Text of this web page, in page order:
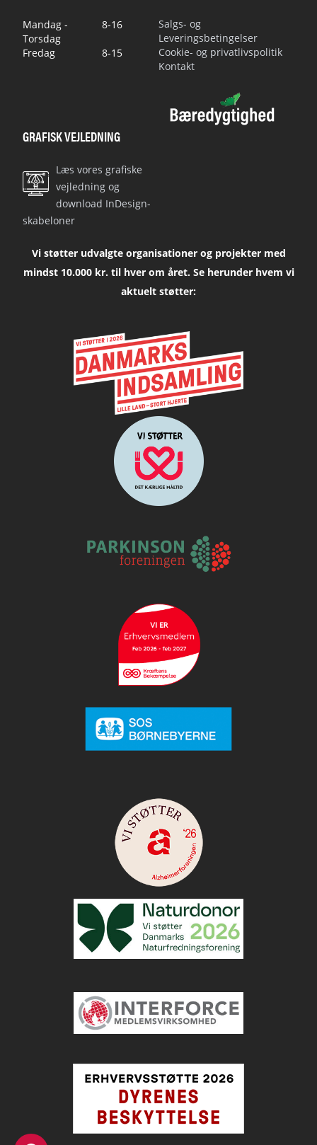
Mandag -
Torsdag
8-16
Fredag 8-15
Salgs- og
Leveringsbetingelser
Cookie- og privatlivspolitik
Kontakt
GRAFISK VEJLEDNING
Læs vores grafiske
vejledning og
download InDesign-
skabeloner
Vi støtter udvalgte organisationer og projekter med
mindst 10.000 kr. til hver om året. Se herunder hvem vi
aktuelt støtter: